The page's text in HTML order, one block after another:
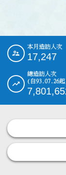
::: 本月造訪人次
17,247
總造訪人次
(自93.07.26